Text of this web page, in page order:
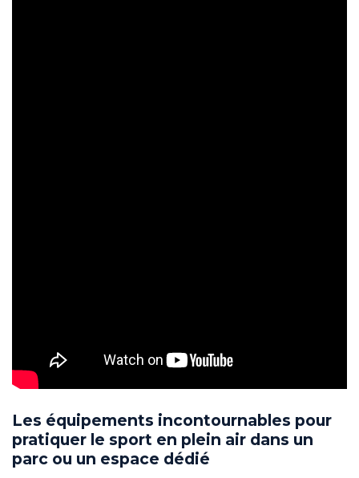
Les équipements incontournables pour
pratiquer le sport en plein air dans un
parc ou un espace dédié